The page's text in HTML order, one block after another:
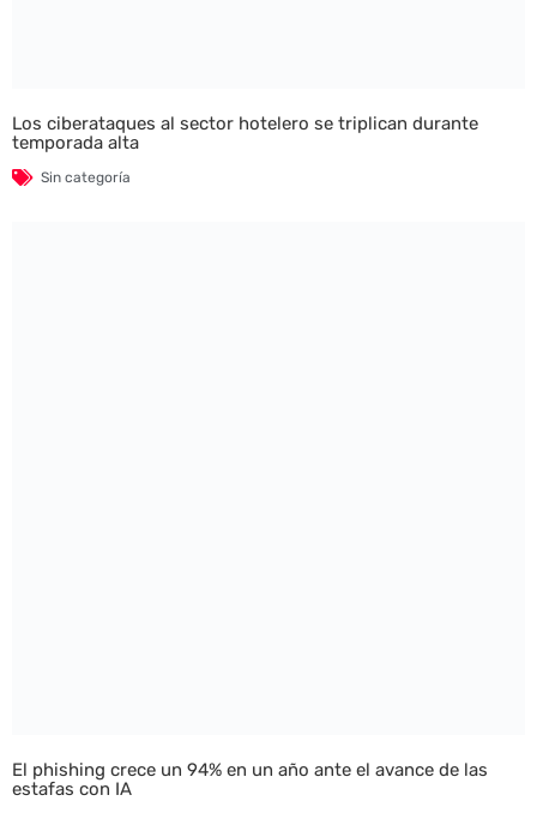
Los ciberataques al sector hotelero se triplican durante
temporada alta
Sin categoría
El phishing crece un 94% en un año ante el avance de las
estafas con IA